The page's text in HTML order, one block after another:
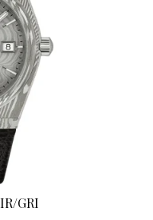
GRI